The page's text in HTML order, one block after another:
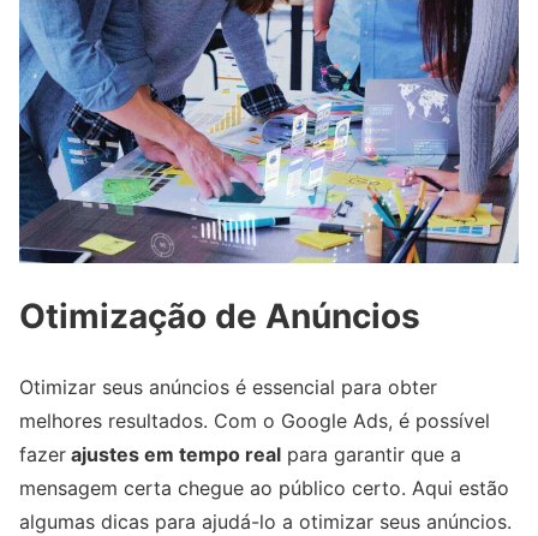
Otimização de Anúncios
Otimizar seus anúncios é essencial para obter
melhores resultados. Com o Google Ads, é possível
fazer ajustes em tempo real para garantir que a
mensagem certa chegue ao público certo. Aqui estão
algumas dicas para ajudá-lo a otimizar seus anúncios.